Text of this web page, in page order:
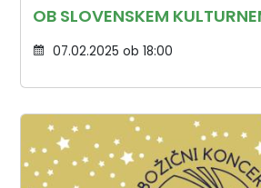
OB SLOVENSKEM
07.02.2025 ob 18:00